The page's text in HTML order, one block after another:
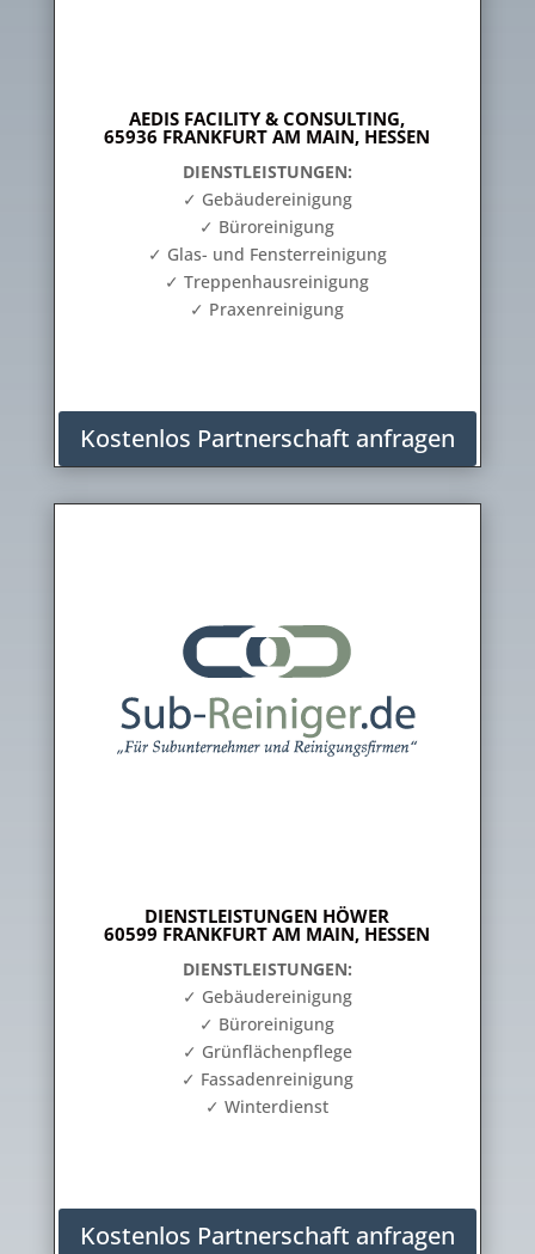
AEDIS FACILITY & CONSULTING,
65936 FRANKFURT AM MAIN, HESSEN
DIENSTLEISTUNGEN:
✓ Gebäudereinigung
✓ Büroreinigung
✓ Glas- und Fensterreinigung
✓ Treppenhausreinigung
✓ Praxenreinigung
Kostenlos Partnerschaft anfragen
DIENSTLEISTUNGEN HÖWER
60599 FRANKFURT AM MAIN, HESSEN
DIENSTLEISTUNGEN:
✓ Gebäudereinigung
✓ Büroreinigung
✓ Grünflächenpflege
✓ Fassadenreinigung
✓ Winterdienst
Kostenlos Partnerschaft anfragen